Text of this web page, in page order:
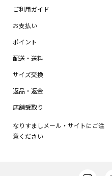
ご利用ガイド
お支払い
ポイント
配送・送料
サイズ交換
返品・返金
店舗受取り
なりすましメール・サイトにご注
意ください